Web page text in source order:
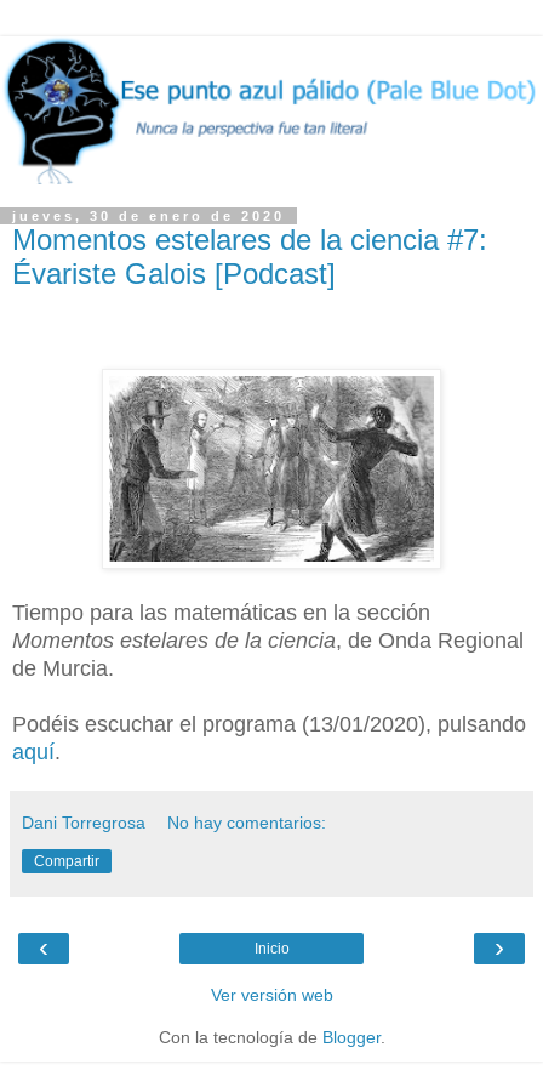
jueves, 30 de enero de 2020
Momentos estelares de la ciencia #7:
Évariste Galois [Podcast]
Tiempo para las matemáticas en la sección
Momentos estelares de la ciencia, de Onda Regional
de Murcia.
Podéis escuchar el programa (13/01/2020), pulsando
aquí.
Dani Torregrosa No hay comentarios:
Compartir
‹ ›
Inicio
Ver versión web
Con la tecnología de Blogger.